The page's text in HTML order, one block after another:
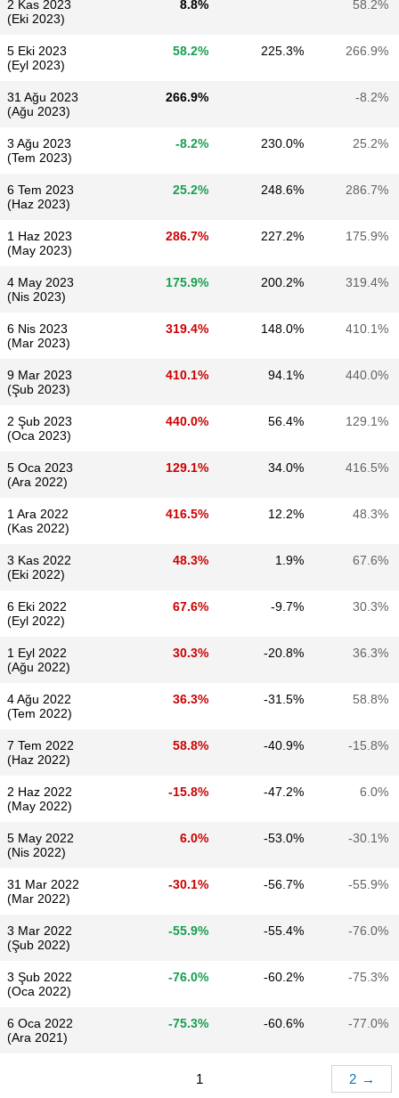
2 Kas 2023
(Eki 2023)
8.8% 58.2%
5 Eki 2023
(Eyl 2023)
58.2% 225.3% 266.9%
31 Ağu 2023
(Ağu 2023)
266.9% -8.2%
3 Ağu 2023
(Tem 2023)
-8.2% 230.0% 25.2%
6 Tem 2023
(Haz 2023)
25.2% 248.6% 286.7%
1 Haz 2023
(May 2023)
286.7% 227.2% 175.9%
4 May 2023
(Nis 2023)
175.9% 200.2% 319.4%
6 Nis 2023
(Mar 2023)
319.4% 148.0% 410.1%
9 Mar 2023
(Şub 2023)
410.1% 94.1% 440.0%
2 Şub 2023
(Oca 2023)
440.0% 56.4% 129.1%
5 Oca 2023
(Ara 2022)
129.1% 34.0% 416.5%
1 Ara 2022
(Kas 2022)
416.5% 12.2% 48.3%
3 Kas 2022
(Eki 2022)
48.3% 1.9% 67.6%
6 Eki 2022
(Eyl 2022)
67.6% -9.7% 30.3%
1 Eyl 2022
(Ağu 2022)
30.3% -20.8% 36.3%
4 Ağu 2022
(Tem 2022)
36.3% -31.5% 58.8%
7 Tem 2022
(Haz 2022)
58.8% -40.9% -15.8%
2 Haz 2022
(May 2022)
-15.8% -47.2% 6.0%
5 May 2022
(Nis 2022)
6.0% -53.0% -30.1%
31 Mar 2022
(Mar 2022)
-30.1% -56.7% -55.9%
3 Mar 2022
(Şub 2022)
-55.9% -55.4% -76.0%
3 Şub 2022
(Oca 2022)
-76.0% -60.2% -75.3%
6 Oca 2022
(Ara 2021)
-75.3% -60.6% -77.0%
1 2 →